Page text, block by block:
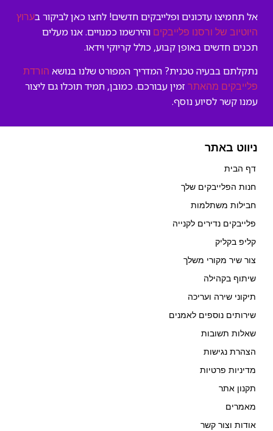
אל תחמיצו עדכונים ופלייבקים חדשים! לחצו כאן לביקור בערוץ
היוטיוב של ורסנו פלייבקים והירשמו כמנויים. אנו מעלים
תכנים חדשים באופן קבוע, כולל קריוקי וידאו.
נתקלתם בבעיה טכנית? המדריך המפורט שלנו בנושא הורדת
פלייבקים מהאתר זמין עבורכם. כמובן, תמיד תוכלו גם ליצור
עמנו קשר לסיוע נוסף.
ניווט באתר
דף הבית
חנות הפלייבקים שלך
חבילות משתלמות
פלייבקים נדירים לקנייה
קליפ בקליק
צור שיר מקורי משלך
שיתוף בקהילה
תיקוני שירה ועריכה
שירותים נוספים לאמנים
שאלות תשובות
הצהרת נגישות
מדיניות פרטיות
תקנון אתר
מאמרים
אודות וצור קשר